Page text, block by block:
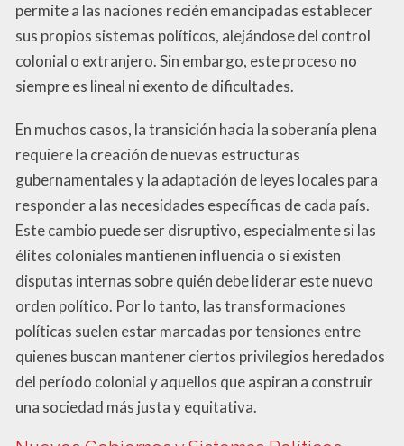
permite a las naciones recién emancipadas establecer
sus propios sistemas políticos, alejándose del control
colonial o extranjero. Sin embargo, este proceso no
siempre es lineal ni exento de dificultades.
En muchos casos, la transición hacia la soberanía plena
requiere la creación de nuevas estructuras
gubernamentales y la adaptación de leyes locales para
responder a las necesidades específicas de cada país.
Este cambio puede ser disruptivo, especialmente si las
élites coloniales mantienen influencia o si existen
disputas internas sobre quién debe liderar este nuevo
orden político. Por lo tanto, las transformaciones
políticas suelen estar marcadas por tensiones entre
quienes buscan mantener ciertos privilegios heredados
del período colonial y aquellos que aspiran a construir
una sociedad más justa y equitativa.